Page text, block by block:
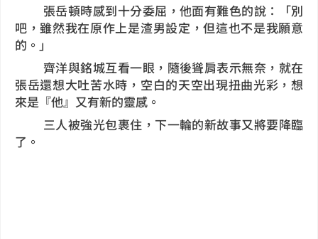
張岳頓時感到十分委屈，他面有難色的說：「別
吧，雖然我在原作上是渣男設定，但這也不是我願意
的。」
齊洋與銘城互看一眼，隨後聳肩表示無奈，就在
張岳還想大吐苦水時，空白的天空出現扭曲光彩，想
來是『他』又有新的靈感。
三人被強光包裹住，下一輪的新故事又將要降臨
了。